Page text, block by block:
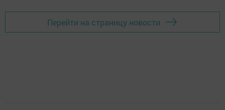
Перейти на страницу новости